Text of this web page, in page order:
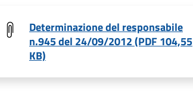
Determinazione del responsabile
n.945 del 24/09/2012 (PDF 104,55
KB)